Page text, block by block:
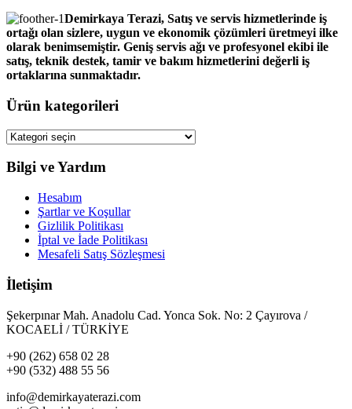
Demirkaya Terazi, Satış ve servis hizmetlerinde iş
ortağı olan sizlere, uygun ve ekonomik çözümleri üretmeyi ilke
olarak benimsemiştir. Geniş servis ağı ve profesyonel ekibi ile
satış, teknik destek, tamir ve bakım hizmetlerini değerli iş
ortaklarına sunmaktadır.
Ürün kategorileri
Bilgi ve Yardım
Hesabım
Şartlar ve Koşullar
Gizlilik Politikası
İptal ve İade Politikası
Mesafeli Satış Sözleşmesi
İletişim
Şekerpınar Mah. Anadolu Cad. Yonca Sok. No: 2 Çayırova /
KOCAELİ / TÜRKİYE
+90 (262) 658 02 28
+90 (532) 488 55 56
info@demirkayaterazi.com